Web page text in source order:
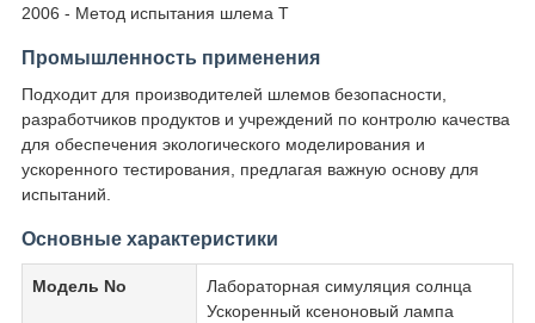
2006 - Метод испытания шлема T
Промышленность применения
Подходит для производителей шлемов безопасности,
разработчиков продуктов и учреждений по контролю качества
для обеспечения экологического моделирования и
ускоренного тестирования, предлагая важную основу для
испытаний.
Основные характеристики
Модель No
Лабораторная симуляция солнца
Ускоренный ксеноновый лампа